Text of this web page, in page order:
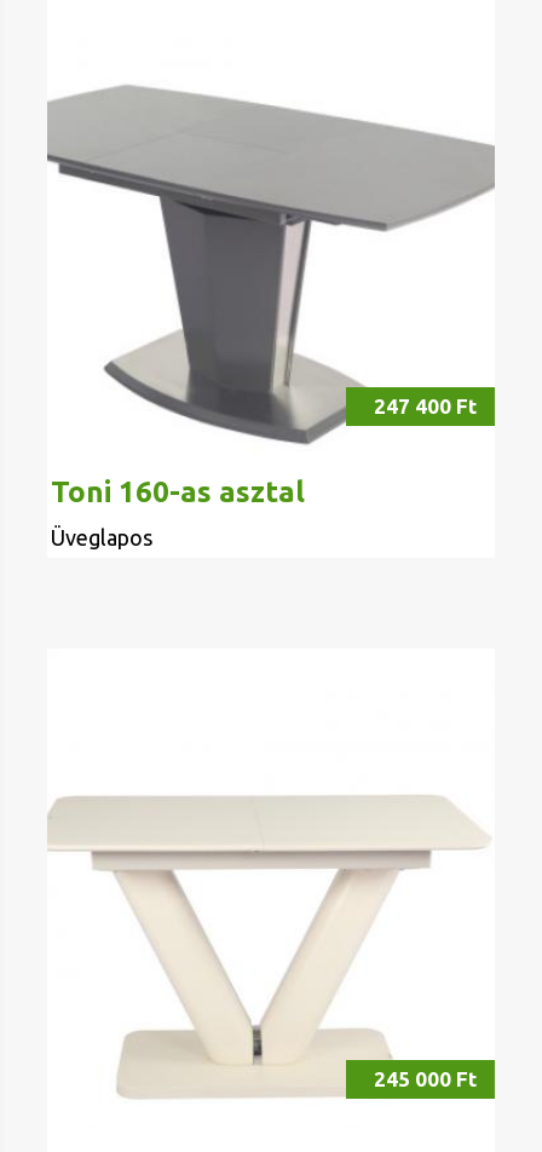
247 400 Ft
Toni 160-as asztal
Üveglapos
245 000 Ft